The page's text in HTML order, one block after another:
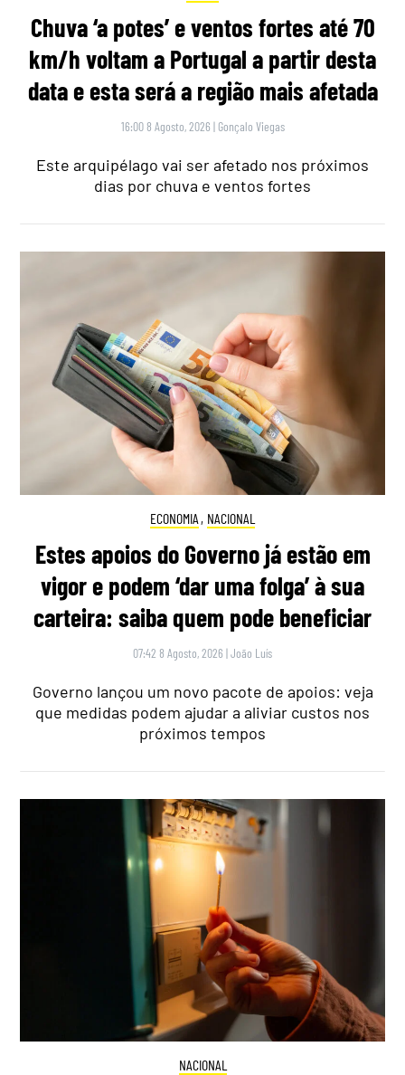
Chuva ‘a potes’ e ventos fortes até 70
km/h voltam a Portugal a partir desta
data e esta será a região mais afetada
16:00 8 Agosto, 2026 | Gonçalo Viegas
Este arquipélago vai ser afetado nos próximos
dias por chuva e ventos fortes
ECONOMIA , NACIONAL
Estes apoios do Governo já estão em
vigor e podem ‘dar uma folga’ à sua
carteira: saiba quem pode beneficiar
07:42 8 Agosto, 2026 |João Luís
Governo lançou um novo pacote de apoios: veja
que medidas podem ajudar a aliviar custos nos
próximos tempos
NACIONAL